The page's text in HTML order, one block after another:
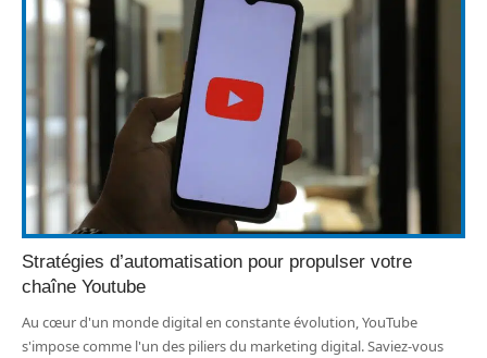
Stratégies d’automatisation pour propulser votre
chaîne Youtube
Au cœur d'un monde digital en constante évolution, YouTube
s'impose comme l'un des piliers du marketing digital. Saviez-vous